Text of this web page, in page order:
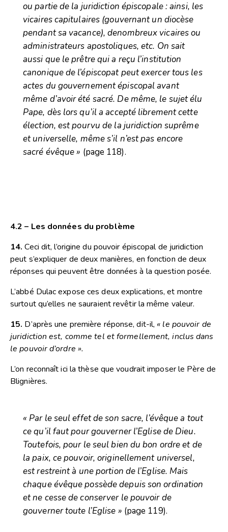
ou partie de la juridiction épiscopale : ainsi, les
vicaires capitulaires (gouvernant un diocèse
pendant sa vacance), denombreux vicaires ou
administrateurs apostoliques, etc. On sait
aussi que le prêtre qui a reçu l’institution
canonique de l’épiscopat peut exercer tous les
actes du gouvernement épiscopal avant
même d’avoir été sacré. De même, le sujet élu
Pape, dès lors qu’il a accepté librement cette
élection, est pourvu de la juridiction suprême
et universelle, même s’il n’est pas encore
sacré évêque » (page 118).
4.2 – Les données du problème
14. Ceci dit, l’origine du pouvoir épiscopal de juridiction
peut s’expliquer de deux manières, en fonction de deux
réponses qui peuvent être données à la question posée.
L’abbé Dulac expose ces deux explications, et montre
surtout qu’elles ne sauraient revêtir la même valeur.
15. D’après une première réponse, dit-il, « le pouvoir de
juridiction est, comme tel et formellement, inclus dans
le pouvoir d’ordre ».
L’on reconnaît ici la thèse que voudrait imposer le Père de
Blignières.
« Par le seul effet de son sacre, l’évêque a tout
ce qu’il faut pour gouverner l’Eglise de Dieu.
Toutefois, pour le seul bien du bon ordre et de
la paix, ce pouvoir, originellement universel,
est restreint à une portion de l’Eglise. Mais
chaque évêque possède depuis son ordination
et ne cesse de conserver le pouvoir de
gouverner toute l’Eglise » (page 119).